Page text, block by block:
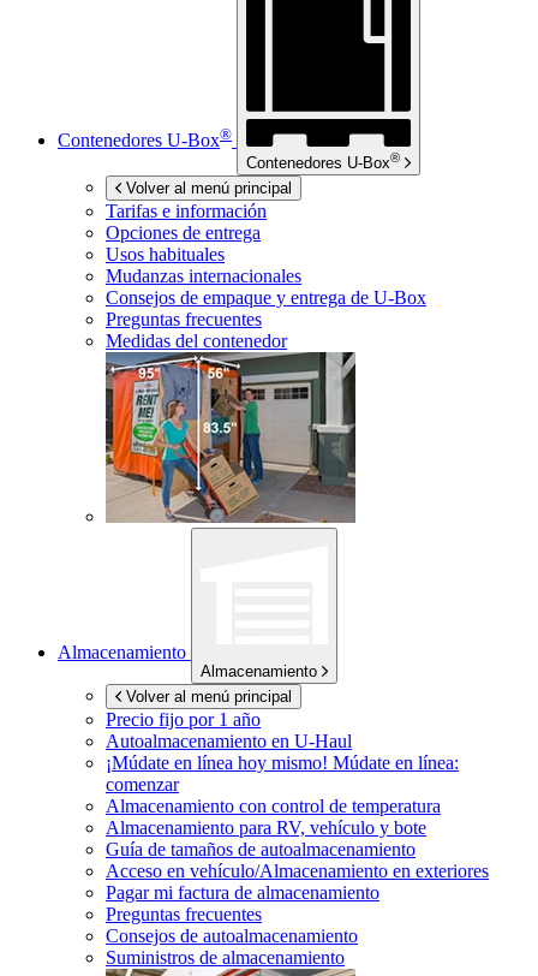
Contenedores U-Box®
Contenedores U-Box®
Volver al menú principal
Tarifas e información
Opciones de entrega
Usos habituales
Mudanzas internacionales
Consejos de empaque y entrega de U-Box
Preguntas frecuentes
Medidas del contenedor
Almacenamiento
Almacenamiento
Volver al menú principal
Precio fijo por 1 año
Autoalmacenamiento en U-Haul
¡Múdate en línea hoy mismo! Múdate en línea:
comenzar
Almacenamiento con control de temperatura
Almacenamiento para RV, vehículo y bote
Guía de tamaños de autoalmacenamiento
Acceso en vehículo/Almacenamiento en exteriores
Pagar mi factura de almacenamiento
Preguntas frecuentes
Consejos de autoalmacenamiento
Suministros de almacenamiento